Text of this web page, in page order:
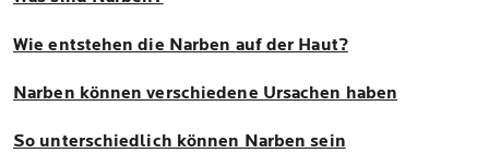
Wie entstehen die Narben auf der Haut?
Narben können verschiedene Ursachen haben
So unterschiedlich können Narben sein